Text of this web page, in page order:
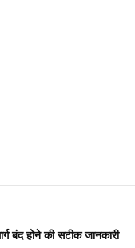
बंद होने की सटीक जानकारी